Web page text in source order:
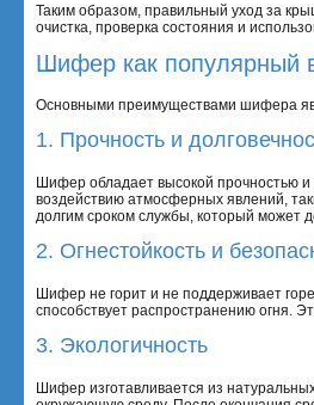
Таким образом, правильный уход за
очистка, проверка состояния и
Шифер как популярный
Основными преимуществами шифера
1. Прочность и
Шифер обладает высокой прочностью и
воздействию атмосферных явлений,
долгим сроком службы, который может
2. Огнестойкость и
Шифер не горит и не поддерживает
способствует распространению огня.
3. Экологичность
Шифер изготавливается из